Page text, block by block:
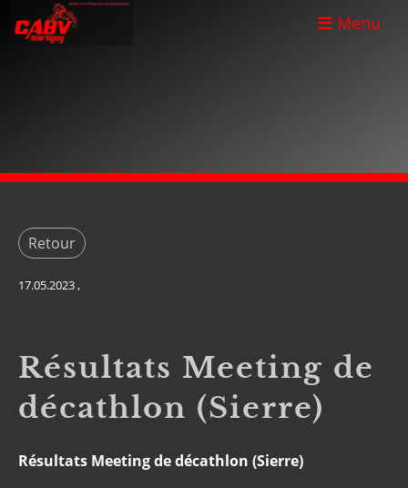
Menu
Retour
17.05.2023,
Résultats Meeting de
décathlon (Sierre)
Résultats Meeting de décathlon (Sierre)